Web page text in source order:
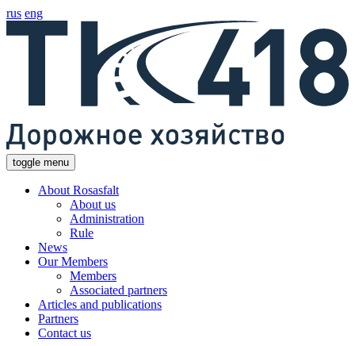
rus eng
toggle menu
About Rosasfalt
About us
Administration
Rule
News
Our Members
Members
Associated partners
Articles and publications
Partners
Contact us